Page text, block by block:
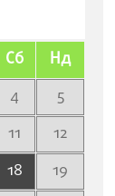
Сб Нд
4
5
11
12
18
19